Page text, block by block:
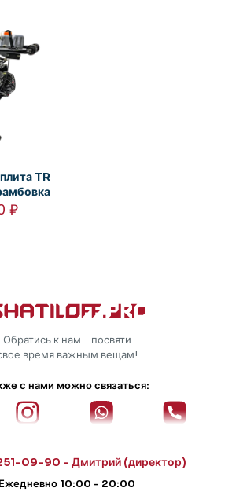
TR
₽
Обратись к нам - посвяти
время важным вещам!
с нами можно связаться:
09-90 - Дмитрий (директор)
Ежедневно 10:00 - 20:00